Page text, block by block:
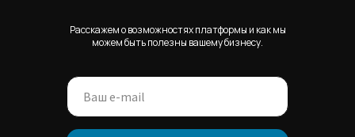
Расскажем о возможностях платформы и как мы
можем быть полезны вашему бизнесу.